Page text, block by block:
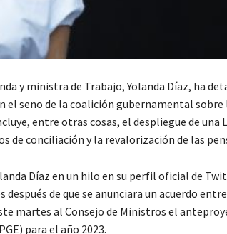
y ministra de Trabajo, Yolanda Díaz, ha
el seno de la coalición gubernamental sobre
entre otras cosas, el despliegue de una
de conciliación y la revalorización de las
Díaz en un hilo en su perfil oficial de
de que se anunciara un acuerdo entre
martes al Consejo de Ministros el
para el año 2023.